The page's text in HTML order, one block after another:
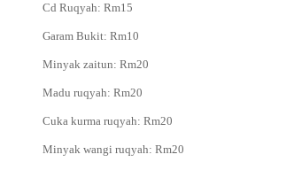
Cd Ruqyah: Rm15
Garam Bukit: Rm10
Minyak zaitun: Rm20
Madu ruqyah: Rm20
Cuka kurma ruqyah: Rm20
Minyak wangi ruqyah: Rm20